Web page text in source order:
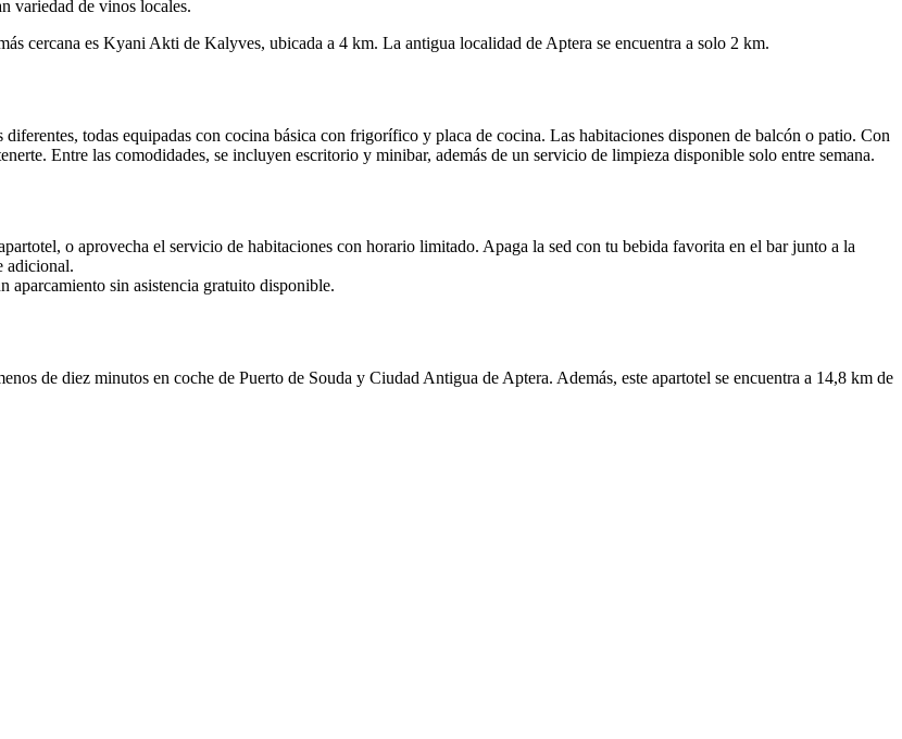
variedad de vinos locales.
cercana es Kyani Akti de Kalyves, ubicada a 4 km. La antigua localidad de Aptera se encuentra a solo 2 km.
todas equipadas con cocina básica con frigorífico y placa de cocina. Las habitaciones disponen de balcón o patio. Con
Entre las comodidades, se incluyen escritorio y minibar, además de un servicio de limpieza disponible solo entre semana.
o aprovecha el servicio de habitaciones con horario limitado. Apaga la sed con tu bebida favorita en el bar junto a la
adicional.
aparcamiento sin asistencia gratuito disponible.
de diez minutos en coche de Puerto de Souda y Ciudad Antigua de Aptera. Además, este apartotel se encuentra a 14,8 km de